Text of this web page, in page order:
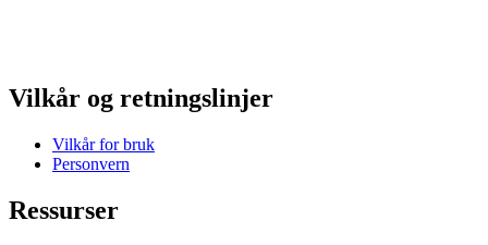
Vilkår og retningslinjer
Vilkår for bruk
Personvern
Ressurser